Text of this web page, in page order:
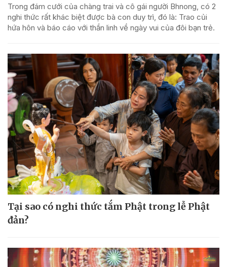
Trong đám cưới của chàng trai và cô gái người Bhnong, có 2
nghi thức rất khác biệt được bà con duy trì, đó là: Trao củi
hứa hôn và báo cáo với thần linh về ngày vui của đôi bạn trẻ.
Tại sao có nghi thức tắm Phật trong lễ Phật
đản?